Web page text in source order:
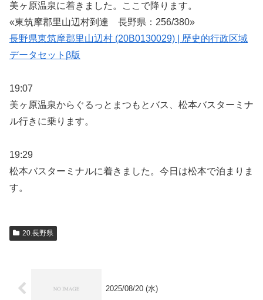
美ヶ原温泉に着きました。ここで降ります。
«東筑摩郡里山辺村到達 長野県：256/380»
長野県東筑摩郡里山辺村 (20B0130029) | 歴史的行政区域
データセットβ版
19:07
美ヶ原温泉からぐるっとまつもとバス、松本バスターミナ
ル行きに乗ります。
19:29
松本バスターミナルに着きました。今日は松本で泊まりま
す。
20.長野県
2025/08/20 (水)